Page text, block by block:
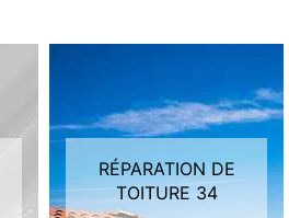
RÉPARATION DE
TOITURE 34